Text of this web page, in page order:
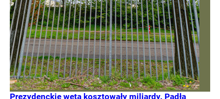
Prezydenckie weta kosztowały miliardy. Padła